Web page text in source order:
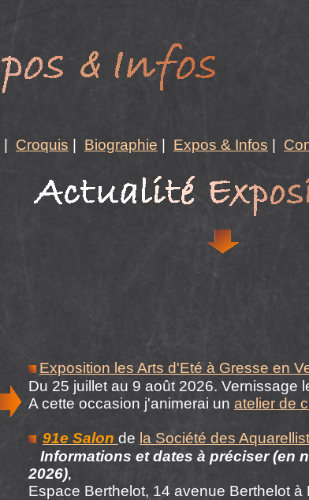
Croquis Biographie Expos & Infos
Exposition les Arts d'Eté à Gresse en
Du 25 juillet au 9 août 2026. Vernissage
A cette occasion j'animerai un atelier de
91e Salon de la Société des
Informations et dates à préciser (en
2026),
Espace Berthelot, 14 avenue Berthelot à